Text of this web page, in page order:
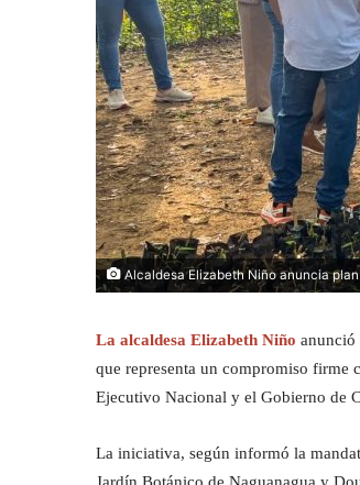
Alcaldesa Elizabeth Niño anuncia
La alcaldesa Elizabeth Niño anunció
que representa un compromiso firme
Ejecutivo Nacional y el Gobierno de
La iniciativa, según informó la
Jardín Botánico de Naguanagua y